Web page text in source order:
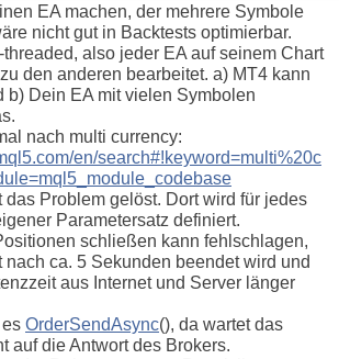
EA machen, der mehrere Symbole
nicht gut in Backtests optimierbar.
threaded, also jeder EA auf seinem Chart
den anderen bearbeitet. a) MT4 kann
b) Dein EA mit vielen Symbolen
nach multi currency:
en/search#!keyword=multi%20c
das Problem gelöst. Dort wird für jedes
Parametersatz definiert.
schließen kann fehlschlagen,
nach ca. 5 Sekunden beendet wird und
aus Internet und Server länger
es OrderSendAsync(), da wartet das
auf die Antwort des Brokers.